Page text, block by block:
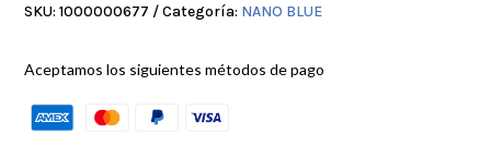
cantidad
SKU:1000000677 Categoría: NANO BLUE
Aceptamos los siguientes métodos de pago